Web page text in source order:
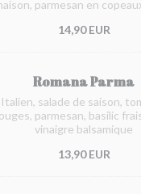
parmesan en
14,90 EUR
Romana Parma
Italien, salade de saison,
parmesan, basilic
vinaigre balsamique
13,90 EUR